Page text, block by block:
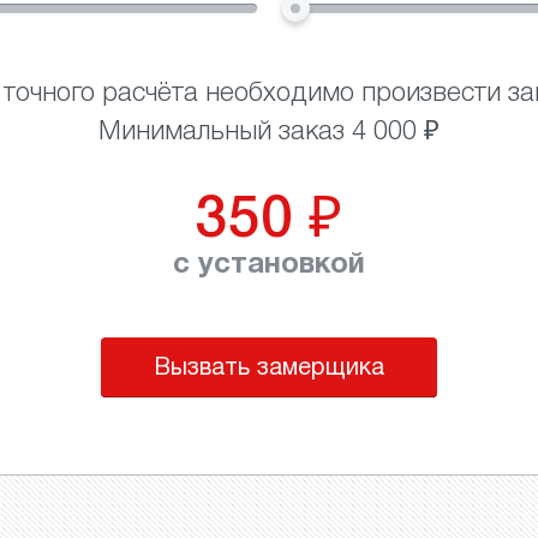
расчёта необходимо произвести
Минимальный заказ 4 000 ₽
350 ₽
с установкой
Вызвать замерщика